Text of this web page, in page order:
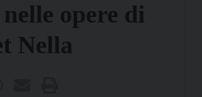
opere di
Nella